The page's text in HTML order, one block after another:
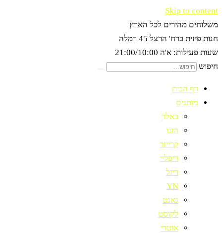
Skip to content
משלוחים מהירים לכל הארץ
חנות פיזית ברח' הרצל 45 רמלה
שעות פעילות: א'ה 21:00/10:00
חיפוש
דף הבית
מותגים
באלר
הוגו
קרייזר
ריפליי
דיזל
YN
גאנט
לקוסט
אוטרי